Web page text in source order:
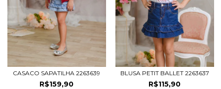
CASACO SAPATILHA 2263639
R$159,90
BLUSA PETIT BALLET 2263637
R$115,90